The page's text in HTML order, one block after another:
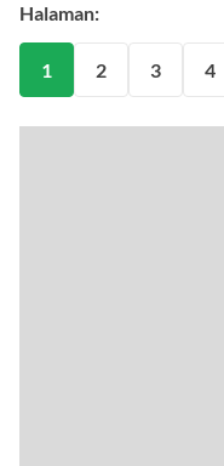
Halaman:
1 2 3 4